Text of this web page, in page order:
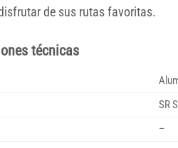
de sus rutas favoritas.
técnicas
SR
–